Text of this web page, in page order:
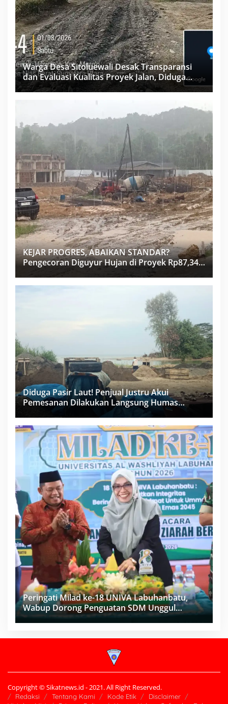
Warga Desa Sitoluewali Desak Transparansi
dan Evaluasi Kualitas Proyek Jalan, Diduga
Minim Informasi
KEJAR PROGRES, ABAIKAN STANDAR?
Pengecoran Diguyur Hujan di Proyek Rp87,34
Miliar Sukma Nias, Konsultan, Pengawas dan
PPK Bungkam
Diduga Pasir Laut! Penjual Justru Akui
Pemesanan Dilakukan Langsung Humas
Peringati Milad ke-18 UNIVA Labuhanbatu,
Wabup Dorong Penguatan SDM Unggul
Menuju Indonesia Emas 2045
Copyright © Sikatnews.id - 2021. All Right Reserved.
Redaksi Tentang Kami Kode Etik
Disclaimer